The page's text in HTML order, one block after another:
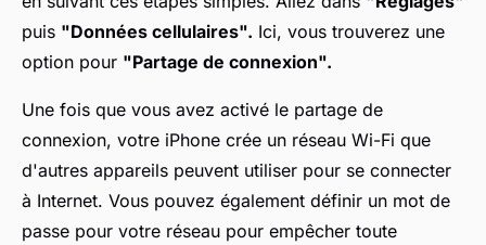
puis "Données cellulaires". Ici, vous trouverez une
option pour "Partage de connexion".
Une fois que vous avez activé le partage de
connexion, votre iPhone crée un réseau Wi-Fi que
d'autres appareils peuvent utiliser pour se connecter
à Internet. Vous pouvez également définir un mot de
passe pour votre réseau pour empêcher toute